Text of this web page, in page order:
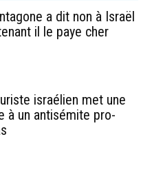
a dit non à Israël
il le paye cher
israélien met une
à un antisémite pro-